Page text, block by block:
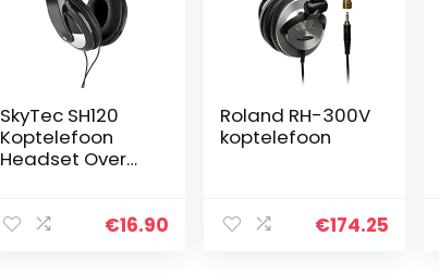
SkyTec SH120
Koptelefoon
Headset Over
DJ’s
€16.90
Roland RH-300V
koptelefoon
€174.25